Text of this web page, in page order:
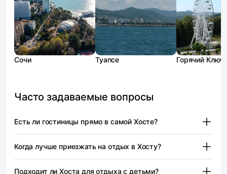
Сочи Туапсе Горячий Ключ
Часто задаваемые вопросы
Есть ли гостиницы прямо в самой Хосте?
с адресом «посёлок Хоста». Из подтверждённых
вариантов есть апарт‑формат на улице Ручей Видный —
стоимость начинается от 3 750 ₽.
Когда лучше приезжать на отдых в Хосту?
Подходит ли Хоста для отдыха с детьми?